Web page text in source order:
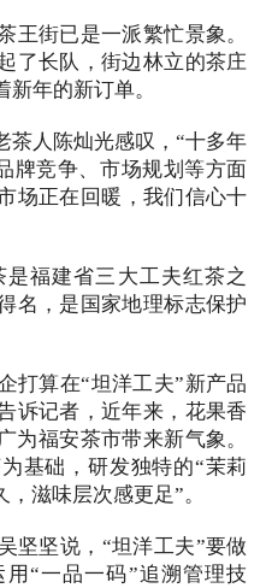
王街已是一派繁忙景象。
了长队，街边林立的茶庄
年的新订单。
茶人陈灿光感叹，“十多年
牌竞争、市场规划等方面
场正在回暖，我们信心十
福建省三大工夫红茶之
名，是国家地理标志保护
打算在“坦洋工夫”新产品
诉记者，近年来，花果香
为福安茶市带来新气象。
基础，研发独特的“茉莉
滋味层次感更足”。
坚坚说，“坦洋工夫”要做
“一品一码”追溯管理技